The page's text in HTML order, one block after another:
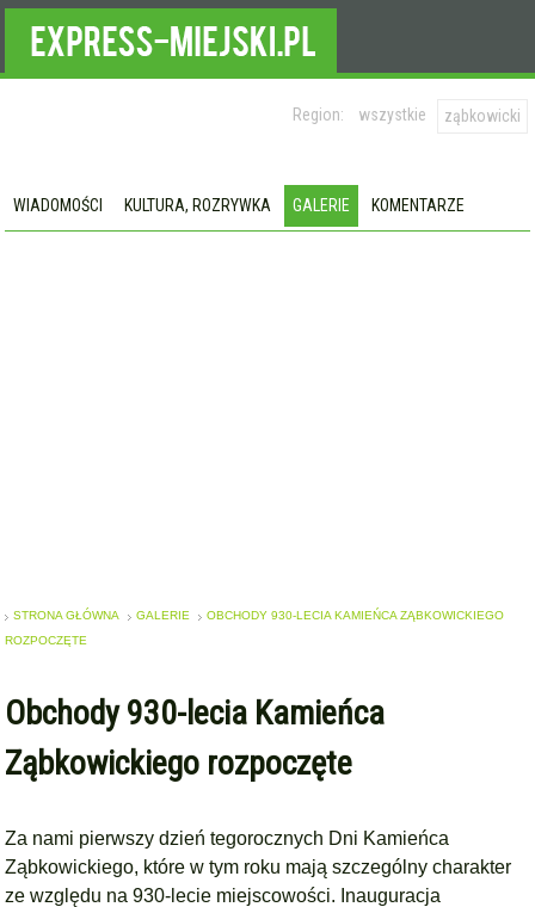
Region: wszystkie ząbkowicki
WIADOMOŚCI KULTURA, ROZRYWKA GALERIE KOMENTARZE
STRONA GŁÓWNA GALERIE
OBCHODY 930-LECIA KAMIEŃCA ZĄBKOWICKIEGO
ROZPOCZĘTE
Obchody 930-lecia Kamieńca
Ząbkowickiego rozpoczęte
Za nami pierwszy dzień tegorocznych Dni Kamieńca
Ząbkowickiego, które w tym roku mają szczególny charakter
ze względu na 930-lecie miejscowości. Inauguracja